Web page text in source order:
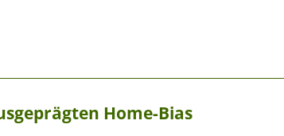
Home-Bias